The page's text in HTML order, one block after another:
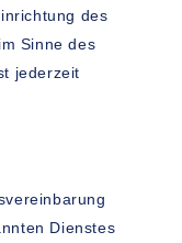
des
Sinne des
jederzeit
Dienstes